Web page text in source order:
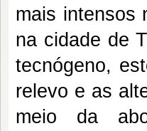
mais intensos
na cidade de
tecnógeno,
relevo e as
meio da